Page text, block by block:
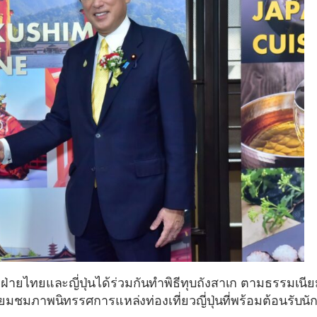
ยไทยและญี่ปุ่นได้ร่วมกันทำพิธีทุบถังสาเก ตามธรรมเนี
มชมภาพนิทรรศการแหล่งท่องเที่ยวญี่ปุ่นที่พร้อมต้อนรับนัก